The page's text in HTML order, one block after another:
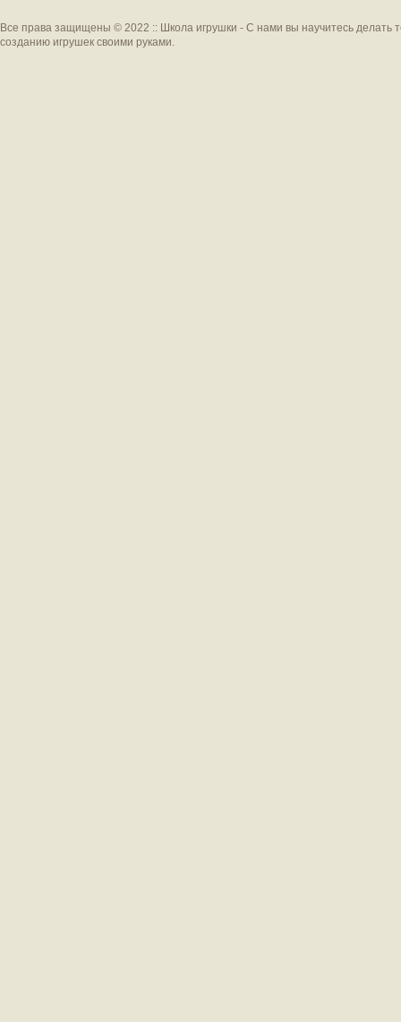
Все права защищены © 2022 :: Школа игрушки - С нами вы научитесь делать
созданию игрушек своими руками.